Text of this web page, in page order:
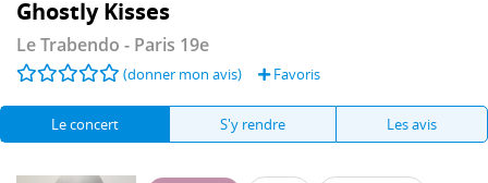
Ghostly Kisses
Le Trabendo - Paris 19e
(donner mon avis) Favoris
Le concert S'y rendre Les avis